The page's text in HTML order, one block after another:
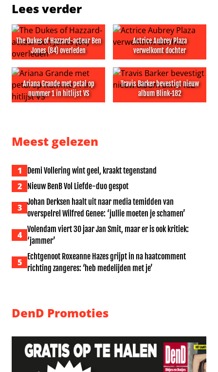
Lees verder
The Dukes of Hazzard-acteur Ben
Jones (84) overleden
The Dukes of Hazzard-acteur Ben Jones (84) overleden
Actrice Aubrey Plaza
verwelkomt dochter
Actrice Aubrey Plaza
Ariana Grande met petal op
nummer 1 in hitlijst VS
Travis Barker bevestigt nieuw
album Blink-182
Meest gelezen
1 Demi Vollering wint geel, kraakt tegenstand
2 Nieuw BenB Vol Liefde-duo gespot
3
Johan Derksen haalt uit naar media temidden van
overspelrel Wilfred Genee: ‘jullie moeten je schamen’
4
Volendam viert 30 jaar Jan Smit, maar er is ook kritiek:
‘jammer’
5
Echtgenoot Roxeanne Hazes grijpt in na haatcomment
richting zangeres: ‘heb medelijden met je’
DenD Promoties